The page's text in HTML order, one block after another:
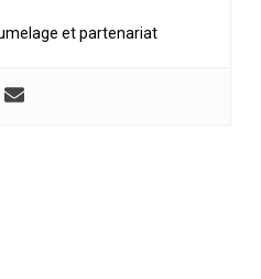
et partenariat